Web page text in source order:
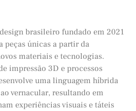
brasileiro fundado em 2021
peças únicas a partir da
materiais e tecnologias.
impressão 3D e processos
uma linguagem híbrida
vernacular, resultando em
experiências visuais e táteis